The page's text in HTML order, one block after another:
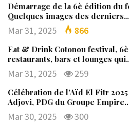
Démarrage de la 6è édition du
Quelques images des
Mar 31, 2025 866
Eat & Drink Cotonou festival,
restaurants, bars et lounges
Mar 31, 2025 259
Célébration de l’Aïd El Fitr
Adjovi, PDG du Groupe
Mar 30, 2025 300